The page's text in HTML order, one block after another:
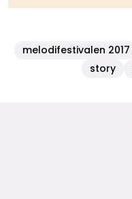
melodifestivalen 2017
story